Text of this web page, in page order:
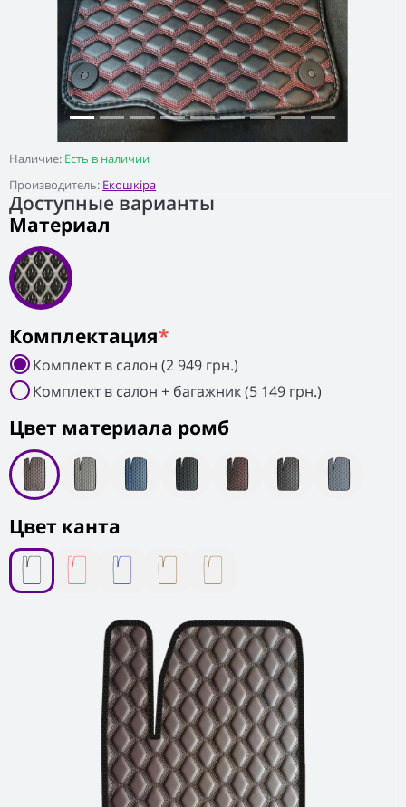
Наличие: Есть в наличии
Производитель: Екошкіра
Доступные варианты
Материал
Цвет материала ромб
Цвет канта
Комплектация*
Комплект в салон (2 949 грн.)
Комплект в салон + багажник (5 149 грн.)